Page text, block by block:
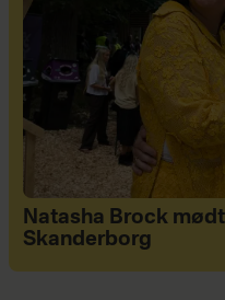
Natasha Brock
Skanderborg